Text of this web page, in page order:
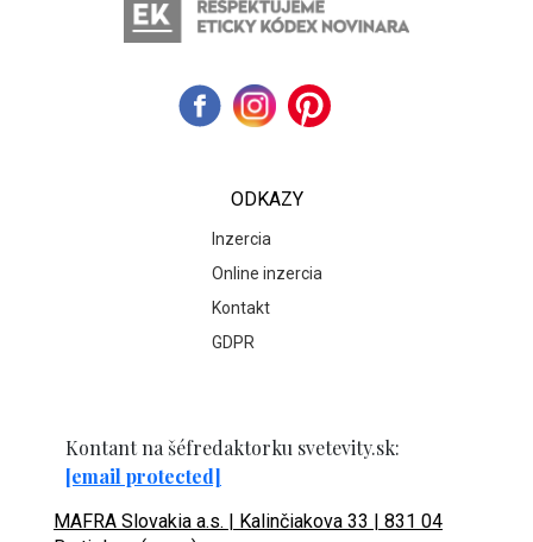
ODKAZY
Inzercia
Online inzercia
Kontakt
GDPR
Kontant na šéfredaktorku svetevity.sk:
[email protected]
MAFRA Slovakia a.s. | Kalinčiakova 33 | 831 04